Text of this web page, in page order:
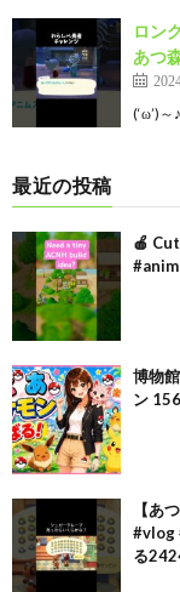
ロン
あつ
(‘ω’)
最近の投稿
🍎
博物
ン
【あ
#vlog
る